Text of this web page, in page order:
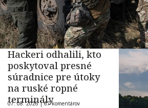
Hackeri odhalili, kto
poskytoval presné
súradnice pre útoky
na ruské ropné
terminály
07. 08. 2026 |67 komentárov